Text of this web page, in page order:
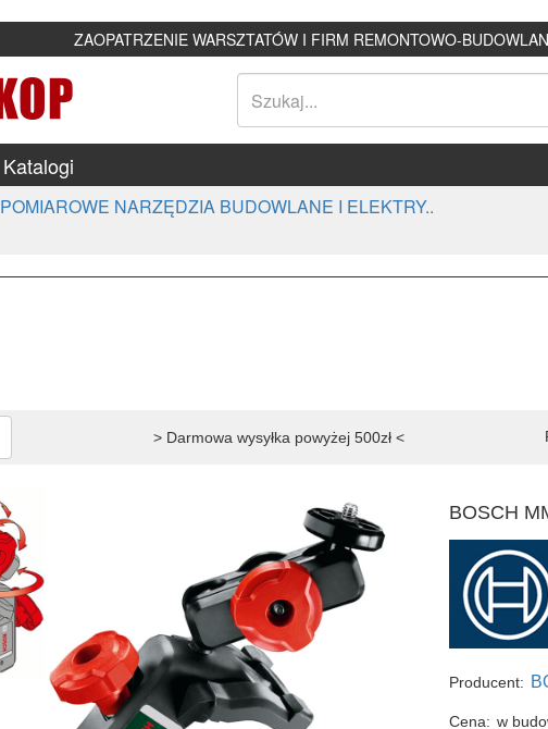
ZAOPATRZENIE WARSZTATÓW I FIRM REMONTOWO-
Katalogi
POMIAROWE NARZĘDZIA BUDOWLANE I ELEKTRY..
> Darmowa wysyłka powyżej 500zł <
BOSCH
Producent:
Cena: w